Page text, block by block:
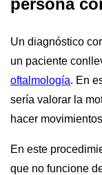
persona
Un diagnóstico
un paciente
oftalmología. En
sería valorar la
hacer
En este
que no funcione